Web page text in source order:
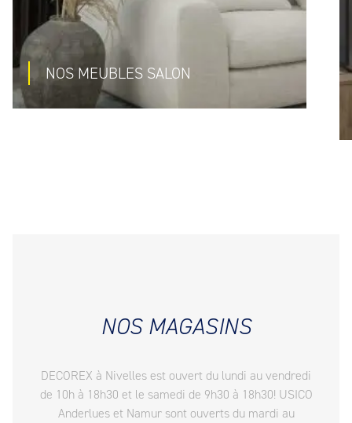
NOS MEUBLES SALON
NOS MAGASINS
DECOREX à Nivelles est ouvert du lundi au vendredi
de 10h à 18h30 et le samedi de 9h30 à 18h30! USICO
Anderlues et Namur sont ouverts du mardi au